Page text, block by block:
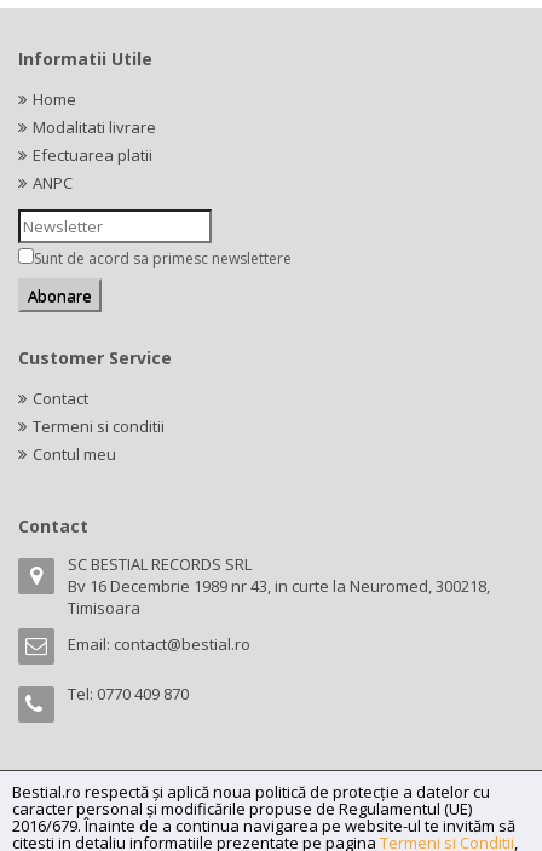
Bestial.ro respectă și aplică noua politică de protecție a datelor cu
caracter personal și modificările propuse de Regulamentul (UE)
2016/679. Înainte de a continua navigarea pe website-ul te invităm să
citesti in detaliu informatiile prezentate pe pagina Termeni si Conditii,
Informatii Utile
Home
Modalitati livrare
Efectuarea platii
ANPC
Sunt de acord sa primesc newslettere
Customer Service
Contact
Termeni si conditii
Contul meu
Contact
SC BESTIAL RECORDS SRL
Bv 16 Decembrie 1989 nr 43, in curte la Neuromed, 300218,
Timisoara
Email: contact@bestial.ro
Tel: 0770 409 870
Copyright (C) 2026bestial.ro -All rights reserved.
SC BESTIAL RECORDS SRL, Nr. R.C.: J35/345/2005, C.U.I.: RO17197870,
Adresa: Bv 16 Decembrie 1989 nr 43, in curte la Neuromed, 300218,